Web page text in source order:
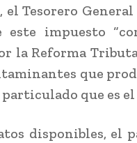
el Tesorero
este impuesto
la Reforma
que
que es el
disponibles, el